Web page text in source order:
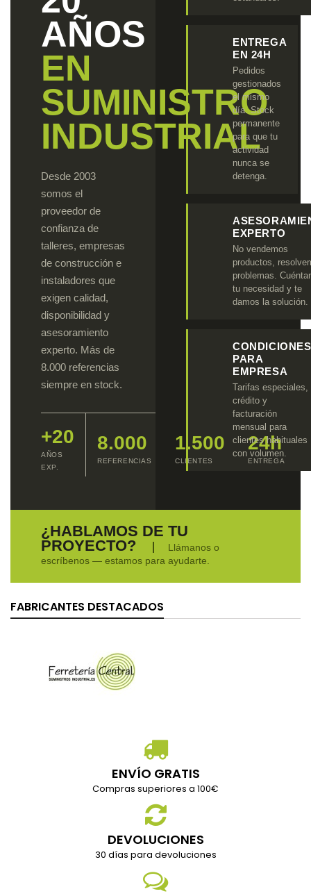
AÑOS
EN
SUMINISTRO
INDUSTRIAL
Desde 2003
somos el
proveedor de
confianza de
talleres, empresas
de construcción e
instaladores que
exigen calidad,
disponibilidad y
asesoramiento
experto. Más de
8.000 referencias
siempre en stock.
+20
AÑOS
EXP.
8.000
REFERENCIAS
1.500
CLIENTES
24h
ENTREGA
ENTREGA
EN 24H
Pedidos
gestionados
el mismo
día. Stock
permanente
para que tu
actividad
nunca se
detenga.
EXPERTO
No vendemos
productos,
problemas.
tu necesidad y te
damos la solución.
CONDICIONES
PARA
EMPRESA
Tarifas especiales,
crédito y
facturación
mensual para
clientes habituales
con volumen.
¿HABLAMOS DE TU
PROYECTO?
Llámanos o
escríbenos — estamos para ayudarte.
FABRICANTES DESTACADOS
ENVÍO GRATIS
Compras superiores a 100€
DEVOLUCIONES
30 días para devoluciones